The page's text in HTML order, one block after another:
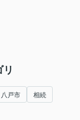
八戸市 相続